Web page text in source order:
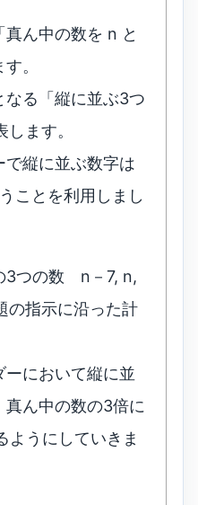
真ん中の数を n と
。
なる「縦に並ぶ3つ
ます。
で縦に並ぶ数字は
ことを利用しまし
3つの数 n－7, n,
指示に沿った計
において縦に並
真ん中の数の3倍に
ようにしていきま